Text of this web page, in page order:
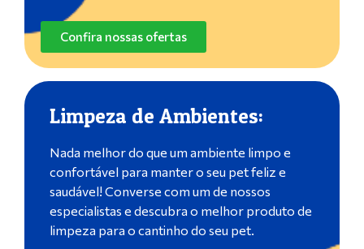
Confira nossas ofertas
Limpeza de Ambientes:
Nada melhor do que um ambiente limpo e
confortável para manter o seu pet feliz e
saudável! Converse com um de nossos
especialistas e descubra o melhor produto de
limpeza para o cantinho do seu pet.